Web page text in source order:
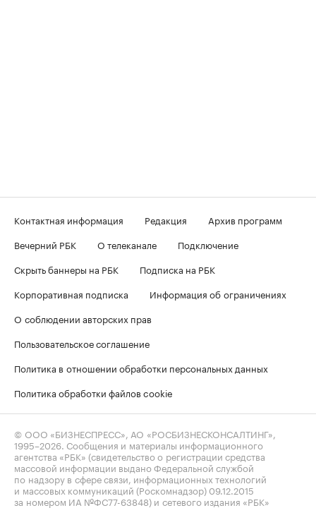
Контактная информация Редакция
Архив программ
Вечерний РБК
О телеканале
Подключение
Скрыть баннеры на РБК
Подписка на РБК
Корпоративная подписка
Информация об ограничениях
О соблюдении авторских прав
Пользовательское соглашение
Политика в отношении обработки персональных данных
Политика обработки файлов cookie
© ООО «БИЗНЕСПРЕСС», АО «РОСБИЗНЕСКОНСАЛТИНГ»,
1995–2026 . Сообщения и материалы информационного
агентства «РБК» (свидетельство о регистрации средства
массовой информации выдано Федеральной службой
по надзору в сфере связи, информационных технологий
и массовых коммуникаций (Роскомнадзор) 09.12.2015
за номером ИА №ФС77-63848) и сетевого издания «РБК»